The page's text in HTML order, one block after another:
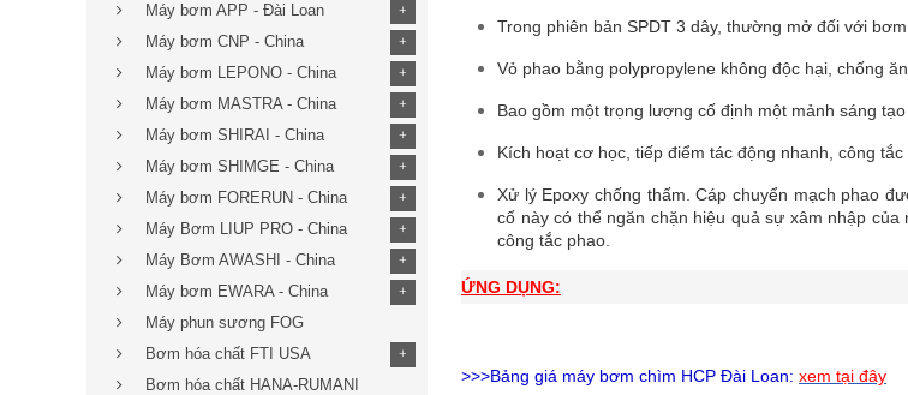
Trong phiên bản SPDT 3 dây, thường mở đối với
Vỏ phao bằng polypropylene không độc hại, chống ăn
Bao gồm một trọng lượng cố định một mảnh sáng
Kích hoạt cơ học, tiếp điểm tác động nhanh, công
Xử lý Epoxy chống thấm. Cáp chuyển mạch phao
cố này có thể ngăn chặn hiệu quả sự xâm nhập
công tắc phao.
ỨNG DỤNG:
>>>Bảng giá máy bơm chìm HCP Đài Loan: xem tại đây
Máy bơm APP - Đài Loan
+
Máy bơm CNP - China +
Máy bơm LEPONO - China +
Máy bơm MASTRA - China +
Máy bơm SHIRAI - China +
Máy bơm SHIMGE - China +
Máy bơm FORERUN - China +
Máy Bơm LIUP PRO - China +
Máy Bơm AWASHI - China +
Máy bơm EWARA - China +
Máy phun sương FOG
Bơm hóa chất FTI USA
+
Bơm hóa chất HANA-RUMANI